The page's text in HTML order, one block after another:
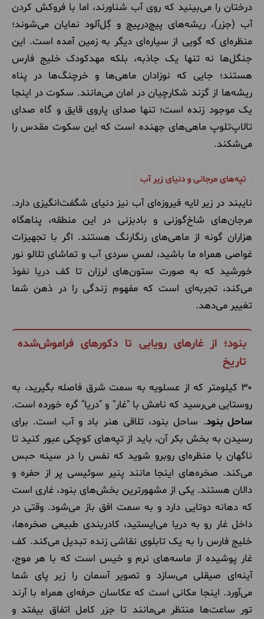
درختان را می‌بینید که روی آب شناورند، اما با فروکش کردن
آب (جزر)، ریشه‌های پیچ‌درپیچ و گِل‌آلود نمایان می‌شوند؛
منظره‌ای که گویی از سیاره‌ای دیگر به زمین آمده است. این
جنگل‌ها نه تنها یک جاذبه، بلکه مهدکودک خلیج فارس
هستند؛ جایی که نوزادان ماهی‌ها و خرچنگ‌ها در پناه
ریشه‌ها از گزند شکارچیان در امان می‌مانند. سکوت در اینجا
یک موجود زنده است؛ تنها صدای پاروی قایق و گاه صدای
تالاپ‌تلوپ ماهی‌های جهنده است که این سکوت مقدس را
می‌شکند.
تپه‌های مرجانی و دنیای زیر آب
نایبند در زیر لایه فیروزه‌ای آب نیز دنیای شگفت‌انگیزی دارد.
مرجان‌های شاخ‌گوزنی و بادبزنی در این منطقه، پناهگاه
هزاران گونه از ماهی‌های رنگارنگ هستند. اگر با تجهیزات
غواصی همراه ما باشید، لمسِ سردیِ آب و تماشایِ تلالو نور
خورشید که به صورت ستون‌های لرزان تا کف دریا نفوذ
می‌کند، تجربه‌ای است که مفهوم زندگی را در ذهن شما
تغییر می‌دهد.
بنود؛ از غارهای رویایی تا دکورهای فراموش‌شده
تاریخ
۳۰ کیلومتر که از عسلویه به سمت شرق فاصله بگیرید، به
روستایی می‌رسید که نامش با "غار" و "دریا" گره خورده است.
ساحل بنود. ساحل بنود، تلاقی هنر باد و آب است. برای
رسیدن به بخش بکر آن، باید از تپه‌های کوچکی عبور کنید تا
ناگهان با منظره‌ای روبرو شوید که نفس را در سینه حبس
می‌کند. صخره‌های اینجا مانند پنیر سوئیسی پر از حفره و
دالان هستند. یکی از مشهورترین بخش‌های بنود، غاری است
که دهانه دوتایی دارد و به سمت افق باز می‌شود. وقتی در
داخل غار رو به دریا می‌ایستید، کادربندی طبیعی صخره‌ها،
خلیج فارس را به یک تابلوی نقاشی زنده تبدیل می‌کند. کف
غار پوشیده از ماسه‌های نرم و خیس است که با هر موج،
آینه‌ای صیقلی می‌سازد و تصویر آسمان را زیر پای شما
می‌آورد. اینجا مکانی است که عکاسان حرفه‌ای همراه با آرند
تور ساعت‌ها منتظر می‌مانند تا جزر کامل اتفاق بیفتد و